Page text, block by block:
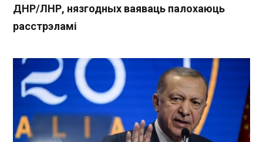
ДНР/ЛНР, нязгодных ваяваць палохаюць
расстрэламі